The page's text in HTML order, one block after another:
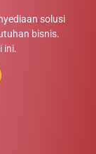
solusi
bisnis.
ini.